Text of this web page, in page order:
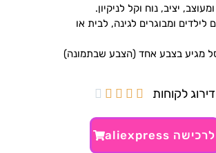
יציב, נוח וקל לניקיון.
ומבוגרים לגינה, לבית או
מגיע בצבע אחד (הצבע שבתמונה)
דירוג לקוחות 




לרכישה aliexpress